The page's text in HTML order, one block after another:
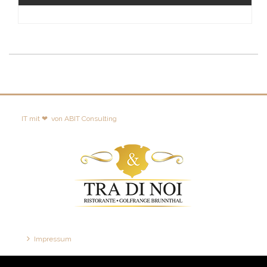
IT mit ❤ vonABIT Consulting
Impressum
Disclaimer